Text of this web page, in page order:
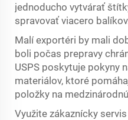
jednoducho vytvárať
spravovať viacero
Malí exportéri by mali
boli počas prepravy
USPS poskytuje pokyny
materiálov, ktoré
položky na
Využite zákaznícky